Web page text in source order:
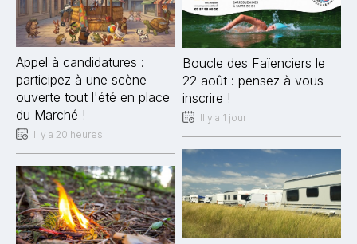
Appel à candidatures :
participez à une scène
ouverte tout l'été en place
du Marché !
Il y a 20 heures
Boucle des Faïenciers le
22 août : pensez à vous
inscrire !
Il y a 1 jour